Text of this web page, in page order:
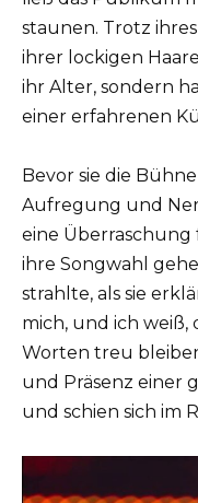
staunen. Trotz
ihrer lockigen
ihr Alter, sondern
einer erfahrenen
Bevor sie die
Aufregung und
eine Überraschung
ihre Songwahl
strahlte, als sie
mich, und ich weiß,
Worten treu
und Präsenz einer
und schien sich im